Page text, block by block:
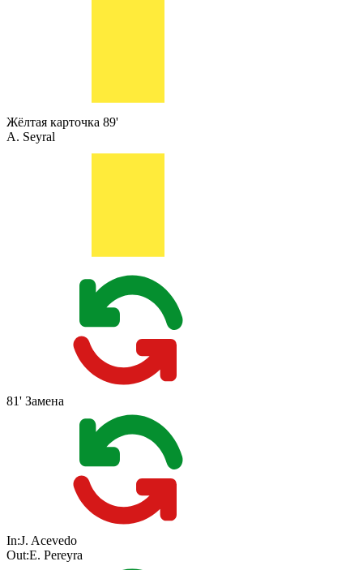
Жёлтая карточка 89'
A. Seyral
81' Замена
In:J. Acevedo
Out:E. Pereyra